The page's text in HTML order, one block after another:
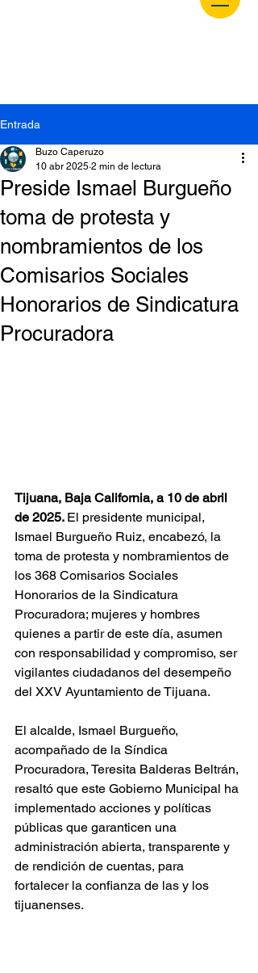
Entrada
Preside Ismael Burgueño
toma de protesta y
nombramientos de los
Comisarios Sociales
Honorarios de Sindicatura
Procuradora
Buzo Caperuzo
10 abr 2025 2 min de lectura
Tijuana, Baja California, a 10 de abril
de 2025. El presidente municipal,
Ismael Burgueño Ruiz, encabezó, la
toma de protesta y nombramientos de
los 368 Comisarios Sociales
Honorarios de la Sindicatura
Procuradora; mujeres y hombres
quienes a partir de este día, asumen
con responsabilidad y compromiso, ser
vigilantes ciudadanos del desempeño
del XXV Ayuntamiento de Tijuana.
El alcalde, Ismael Burgueño,
acompañado de la Síndica
Procuradora, Teresita Balderas Beltrán,
resaltó que este Gobierno Municipal ha
implementado acciones y políticas
públicas que garanticen una
administración abierta, transparente y
de rendición de cuentas, para
fortalecer la confianza de las y los
tijuanenses.